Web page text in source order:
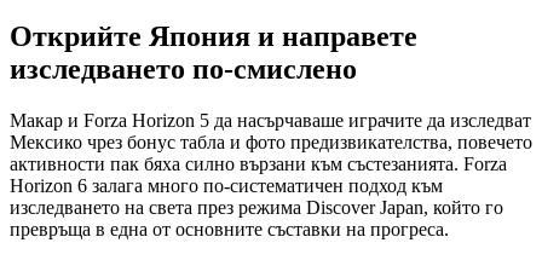
Открийте Япония и направете
изследването по-смислено
Макар и Forza Horizon 5 да насърчаваше играчите да изследват
Мексико чрез бонус табла и фото предизвикателства, повечето
активности пак бяха силно вързани към състезанията. Forza
Horizon 6 залага много по-систематичен подход към
изследването на света през режима Discover Japan, който го
превръща в една от основните съставки на прогреса.